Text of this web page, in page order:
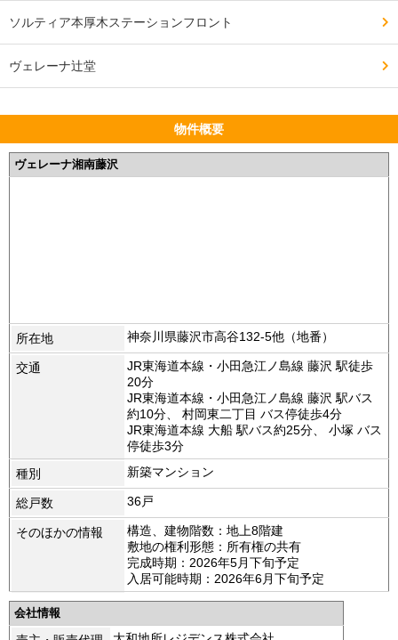
ソルティア本厚木ステーションフロント
ヴェレーナ辻堂
物件概要
ヴェレーナ湘南藤沢
所在地 神奈川県藤沢市高谷132-5他（地番）
交通
JR東海道本線・小田急江ノ島線 藤沢 駅徒歩
20分
JR東海道本線・小田急江ノ島線 藤沢 駅バス
約10分、 村岡東二丁目 バス停徒歩4分
JR東海道本線 大船 駅バス約25分、 小塚 バス
停徒歩3分
種別
新築マンション
総戸数 36戸
そのほかの情報
構造、建物階数：地上8階建
敷地の権利形態：所有権の共有
完成時期：2026年5月下旬予定
入居可能時期：2026年6月下旬予定
会社情報